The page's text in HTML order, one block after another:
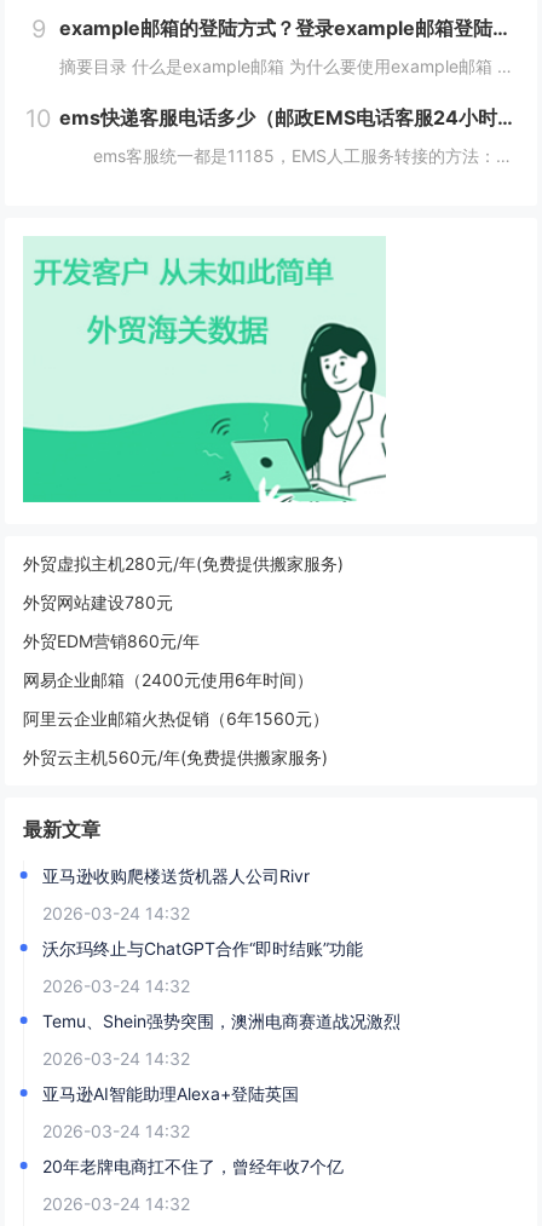
9 example邮箱的登陆方式？登录example邮箱登陆服务器的步骤？
摘要目录 什么是example邮箱 为什么要使用example邮箱 example邮箱的登陆方式 如何保护example邮箱的安全性 结论 什么是example邮箱 example邮箱是由著名IT企...
10 ems快递客服电话多少（邮政EMS电话客服24小时服务热线）
ems客服统一都是11185，EMS人工服务转接的方法：1、使用固定电话或手机拨打11183，接通后，按1进入”上门揽收“，告诉客服人员您的取件地址、联系人和电话就可以上门取件。2、按2进入。 11183是邮政EMS的服务电话...
外贸虚拟主机280元/年(免费提供搬家服务)
外贸网站建设780元
外贸EDM营销860元/年
网易企业邮箱（2400元使用6年时间）
阿里云企业邮箱火热促销（6年1560元）
外贸云主机560元/年(免费提供搬家服务)
最新文章
亚马逊收购爬楼送货机器人公司Rivr
2026-03-24 14:32
沃尔玛终止与ChatGPT合作“即时结账”功能
2026-03-24 14:32
Temu、Shein强势突围，澳洲电商赛道战况激烈
2026-03-24 14:32
亚马逊AI智能助理Alexa+登陆英国
2026-03-24 14:32
20年老牌电商扛不住了，曾经年收7个亿
2026-03-24 14:32